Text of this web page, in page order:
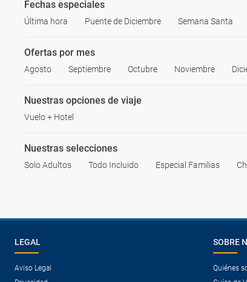
Fechas especiales
Última hora Puente de Diciembre Semana Santa
Ofertas por mes
Agosto Septiembre Octubre Noviembre
Nuestras opciones de viaje
Vuelo + Hotel
Nuestras selecciones
Solo Adultos Todo Incluido Especial Familias
LEGAL
Aviso Legal
SOBRE
Quiénes